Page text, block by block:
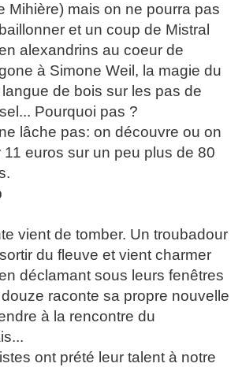
Mihière) mais on ne pourra pas
et un coup de Mistral
alexandrins au coeur de
à Simone Weil, la magie du
de bois sur les pas de
Pourquoi pas ?
lâche pas: on découvre ou on
euros sur un peu plus de 80
vient de tomber. Un troubadour
du fleuve et vient charmer
déclamant sous leurs fenêtres
raconte sa propre nouvelle
à la rencontre du
ont prété leur talent à notre